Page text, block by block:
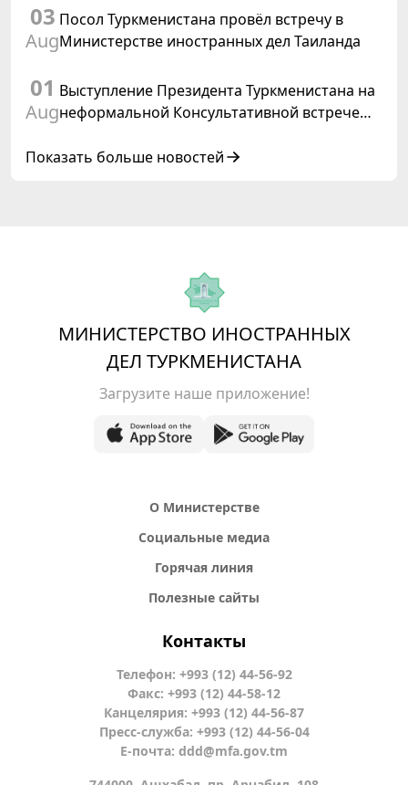
03
Aug
Посол Туркменистана провёл встречу в
Министерстве иностранных дел Таиланда
01
Aug
Выступление Президента Туркменистана на
неформальной Консультативной встрече
Азербайджанской Республики
Показать больше новостей
МИНИСТЕРСТВО ИНОСТРАННЫХ
ДЕЛ ТУРКМЕНИСТАНА
Загрузите наше приложение!
О Министерстве
Социальные медиа
Горячая линия
Полезные сайты
Контакты
Телефон: +993 (12) 44-56-92
Факс: +993 (12) 44-58-12
Канцелярия: +993 (12) 44-56-87
Пресс-служба: +993 (12) 44-56-04
Е-почта: ddd@mfa.gov.tm